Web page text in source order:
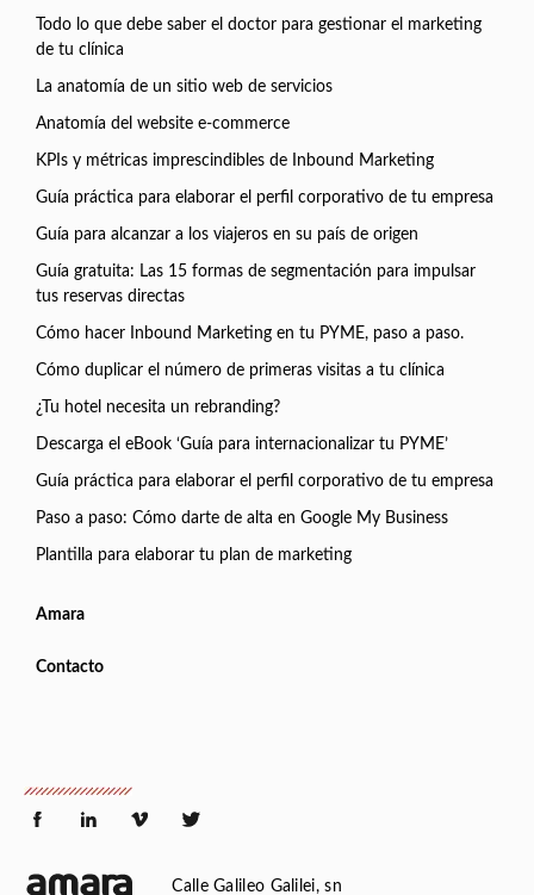
Todo lo que debe saber el doctor para gestionar el marketing
de tu clínica
La anatomía de un sitio web de servicios
Anatomía del website e-commerce
KPIs y métricas imprescindibles de Inbound Marketing
Guía práctica para elaborar el perfil corporativo de tu empresa
Guía para alcanzar a los viajeros en su país de origen
Guía gratuita: Las 15 formas de segmentación para impulsar
tus reservas directas
Cómo hacer Inbound Marketing en tu PYME, paso a paso.
Cómo duplicar el número de primeras visitas a tu clínica
¿Tu hotel necesita un rebranding?
Descarga el eBook ‘Guía para internacionalizar tu PYME’
Guía práctica para elaborar el perfil corporativo de tu empresa
Paso a paso: Cómo darte de alta en Google My Business
Plantilla para elaborar tu plan de marketing
Amara
Contacto
Calle Galileo Galilei, sn